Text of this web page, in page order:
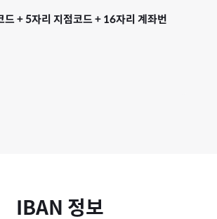
드 + 5자리 지점코드 + 16자리 계좌번
IBAN 정보